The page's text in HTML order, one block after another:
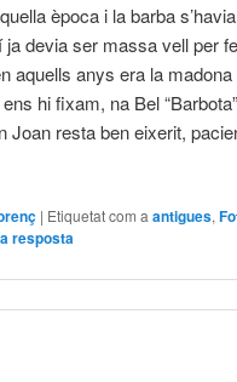
època i la barba
devia ser massa vell per
aquells anys era la
hi fixam, na Bel
Joan resta ben eixerit,
| Etiquetat com a antigues,
resposta